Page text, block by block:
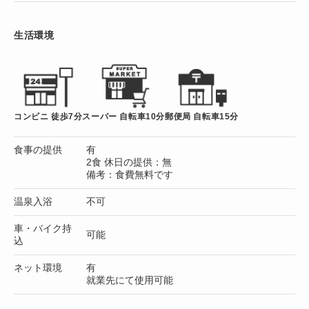
生活環境
コンビニ 徒歩7分スーパー 自転車10分郵便局 自転車15分
食事の提供
有
2食 休日の提供：無
備考：食費無料です
温泉入浴 不可
車・バイク持
込
可能
ネット環境
有
就業先にて使用可能